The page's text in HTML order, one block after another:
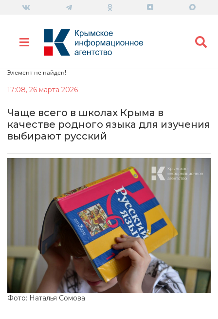
Элемент не найден!
17:08, 26 марта 2026
Чаще всего в школах Крыма в
качестве родного языка для изучения
выбирают русский
Фото: Наталья Сомова